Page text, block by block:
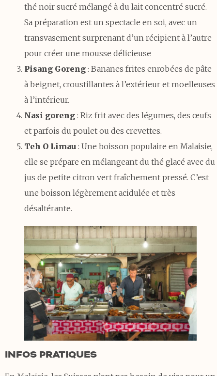
thé noir sucré mélangé à du lait concentré sucré.
Sa préparation est un spectacle en soi, avec un
transvasement surprenant d’un récipient à l’autre
pour créer une mousse délicieuse
Pisang Goreng : Bananes frites enrobées de pâte
à beignet, croustillantes à l’extérieur et moelleuses
à l’intérieur.
Nasi goreng : Riz frit avec des légumes, des œufs
et parfois du poulet ou des crevettes.
Teh O Limau : Une boisson populaire en Malaisie,
elle se prépare en mélangeant du thé glacé avec du
jus de petite citron vert fraîchement pressé. C’est
une boisson légèrement acidulée et très
désaltérante.
INFOS PRATIQUES